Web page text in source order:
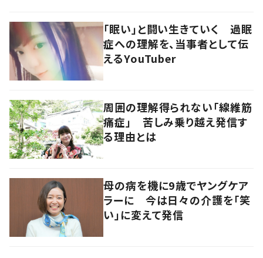
「眠い」と闘い生きていく 過眠
症への理解を、当事者として伝
えるYouTuber
周囲の理解得られない「線維筋
痛症」 苦しみ乗り越え発信す
る理由とは
母の病を機に9歳でヤングケア
ラーに 今は日々の介護を「笑
い」に変えて発信